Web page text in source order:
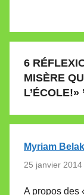
6
MISÈRE
L’ÉCOLE!»
Myriam
25 janvier
A propos des